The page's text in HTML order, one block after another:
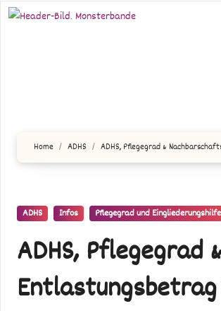
Zum
Home ADHS ADHS, Pflegegrad &
ADHS Infos Pflegegrad und Eingliederungshilfe
ADHS, Pflegegrad
Entlastungsbetrag